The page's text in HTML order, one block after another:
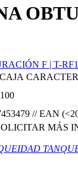
100
// EAN
MÁS